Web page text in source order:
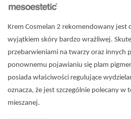
Krem Cosmelan 2 rekomendowany jest
wyjątkiem skóry bardzo wrażliwej.
przebarwieniami na twarzy oraz innych
ponownemu pojawianiu się plam
posiada właściwości regulujące
oznacza, że jest szczególnie polecany w
mieszanej.